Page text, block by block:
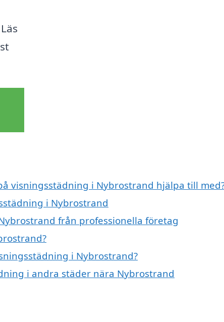
visningsstädning i Nybrostrand hjälpa till
i Nybrostrand
från professionella företag
i Nybrostrand?
i andra städer nära Nybrostrand